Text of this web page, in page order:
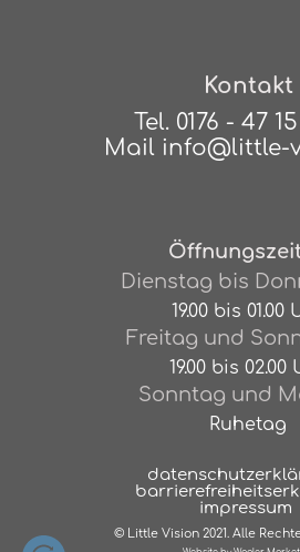
Kontakt
Tel. 0176 - 47
Mail info@little-
Dienstag bis
19.00 bis 01.00
Freitag und
19.00 bis 02.00
Sonntag und
Ruhetag
impressum
© Little Vision 2021. Alle